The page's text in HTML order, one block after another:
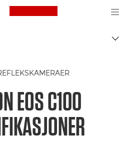
Canon Logo, back
EOS C100